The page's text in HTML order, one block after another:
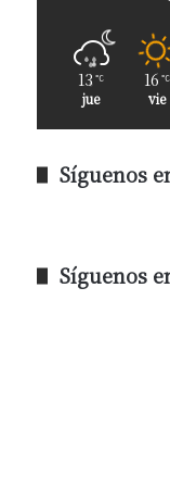
13 ℃
jue
16 ℃
vie
Síguenos
Síguenos